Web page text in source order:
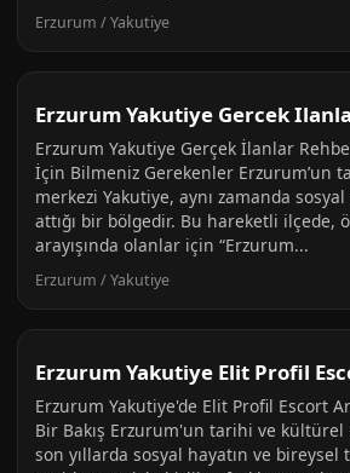
Erzurum / Yakutiye
Erzurum Yakutiye Gercek
Erzurum Yakutiye Gerçek İlanlar
İçin Bilmeniz Gerekenler Erzurum’un
merkezi Yakutiye, aynı zamanda
attığı bir bölgedir. Bu hareketli ilçede,
arayışında olanlar için “Erzurum...
Erzurum / Yakutiye
Erzurum Yakutiye Elit Profil
Erzurum Yakutiye'de Elit Profil Escort
Bir Bakış Erzurum'un tarihi ve kültürel
son yıllarda sosyal hayatın ve